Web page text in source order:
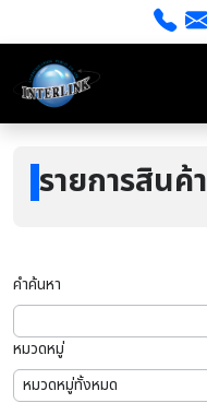
รายการสินค้า
คำค้นหา
หมวดหมู่